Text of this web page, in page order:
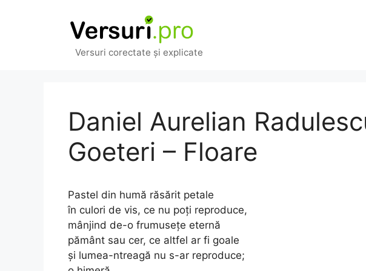
Versuri corectate și explicate
Daniel Aurelian
Goeteri – Floare
Pastel din humă răsărit petale
în culori de vis, ce nu poți reproduce,
mânjind de-o frumusețe eternă
pământ sau cer, ce altfel ar fi goale
și lumea-ntreagă nu s-ar reproduce;